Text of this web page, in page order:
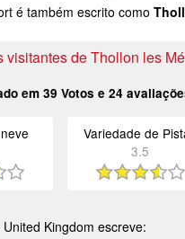
é também escrito como
visitantes de Thollon les
em 39 Votos e 24
Variedade de
3.5
United Kingdom escreve: